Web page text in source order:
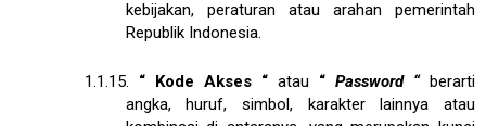
kebijakan, peraturan atau arahan pemerintah
Republik Indonesia.
1.1.15. “ Kode Akses “ atau “ Password “ berarti
angka, huruf, simbol, karakter lainnya atau